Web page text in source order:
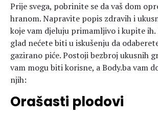
Prije svega, pobrinite se da vaš dom
hranom. Napravite popis zdravih i
koje vam djeluju primamljivo i kupite
glad nećete biti u iskušenju da
gazirano piće. Postoji bezbroj ukusnih
vam mogu biti korisne, a Body.ba vam
njih:
Orašasti plodovi